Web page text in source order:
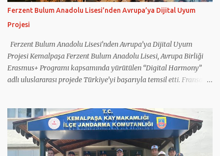
Ferzent Bulum Anadolu Lisesi’nden Avrupa’ya Dijital Uyum
Projesi
Ferzent Bulum Anadolu Lisesi’nden Avrupa’ya Dijital Uyum
Projesi Kemalpaşa Ferzent Bulum Anadolu Lisesi, Avrupa Birliği
Erasmus+ Programı kapsamında yürütülen “Digital Harmony”
adlı uluslararası projede Türkiye’yi başarıyla temsil etti. Fransa
kurumları katıldı. Projede gençlerin dijital okuryazarlık
becerilerinin geliştirilmesi, sosyal medyanın bilinçli kullanımı,
dijital güvenlik ve ruh sağlığı konularında farkındalık
oluşturulması hedeflendi. Çalışmalar kapsamında öğretmen ve